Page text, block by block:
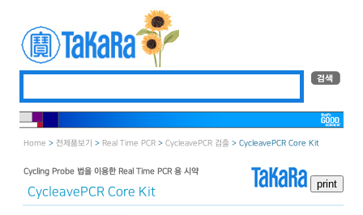
Home > 전제품보기 > Real Time PCR > CycleavePCR 검출 > CycleavePCR Core Kit
Cycling Probe 법을 이용한 Real Time PCR 용 시약
CycleavePCR Core Kit